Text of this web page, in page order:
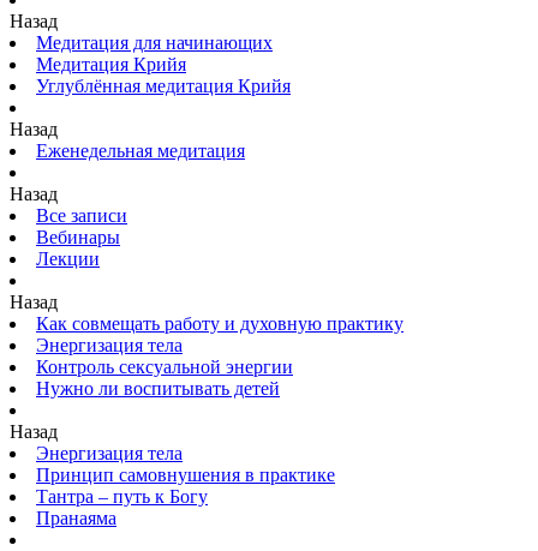
Назад
Медитация для начинающих
Медитация Крийя
Углублённая медитация Крийя
Назад
Еженедельная медитация
Назад
Все записи
Вебинары
Лекции
Назад
Как совмещать работу и духовную практику
Энергизация тела
Контроль сексуальной энергии
Нужно ли воспитывать детей
Назад
Энергизация тела
Принцип самовнушения в практике
Тантра – путь к Богу
Пранаяма